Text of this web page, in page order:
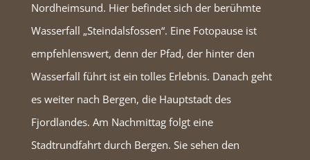
Nordheimsund. Hier befindet sich der berühmte
Wasserfall „Steindalsfossen“. Eine Fotopause ist
empfehlenswert, denn der Pfad, der hinter den
Wasserfall führt ist ein tolles Erlebnis. Danach geht
es weiter nach Bergen, die Hauptstadt des
Fjordlandes. Am Nachmittag folgt eine
Stadtrundfahrt durch Bergen. Sie sehen den